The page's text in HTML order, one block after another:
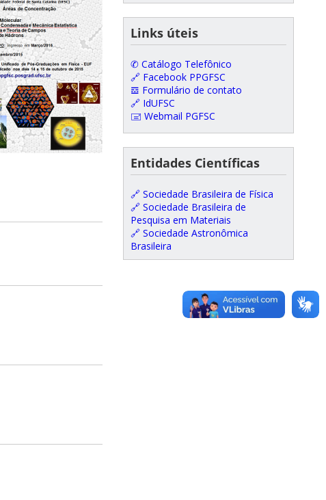
Links úteis
✆ Catálogo Telefônico
🔗 Facebook PPGFSC
𝌕 Formulário de contato
🔗 IdUFSC
🖃 Webmail PGFSC
Entidades Científicas
🔗 Sociedade Brasileira de Física
🔗 Sociedade Brasileira de
Pesquisa em Materiais
🔗 Sociedade Astronômica
Brasileira